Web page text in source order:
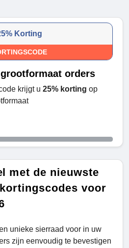
Korting
orders
krijgt u 25% korting op
met de nieuwste
voor
unieke sierraad voor in uw
zijn eenvoudig te bevestigen